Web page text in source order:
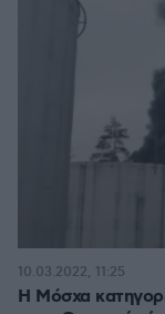
Η Μόσχα
10.03.2022, 11:25